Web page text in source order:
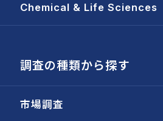
Chemical & Life Sciences
調査の種類から探す
市場調査